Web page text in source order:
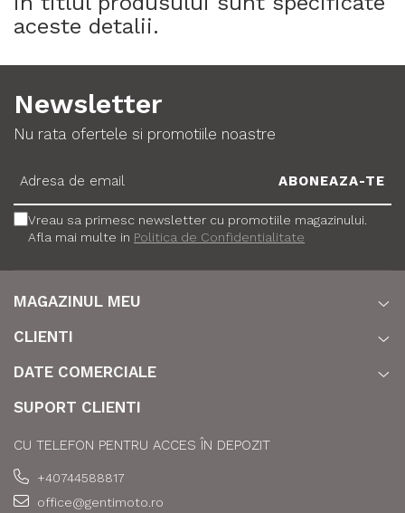
aceste detalii.
Newsletter
Nu rata ofertele si promotiile noastre
Vreau sa primesc newsletter cu promotiile magazinului.
Afla mai multe in Politica de Confidentialitate
MAGAZINUL MEU
CLIENTI
DATE COMERCIALE
SUPORT CLIENTI
CU TELEFON PENTRU ACCES ÎN DEPOZIT
+40744588817
office@gentimoto.ro